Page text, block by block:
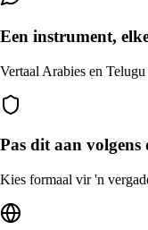
Een instrument,
Vertaal Arabies en
Pas dit aan
Kies formaal vir 'n